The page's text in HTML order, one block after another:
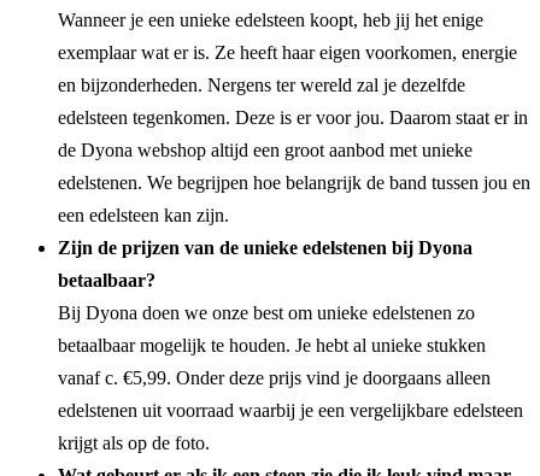
Wanneer je een unieke edelsteen koopt, heb jij het enige
exemplaar wat er is. Ze heeft haar eigen voorkomen, energie
en bijzonderheden. Nergens ter wereld zal je dezelfde
edelsteen tegenkomen. Deze is er voor jou. Daarom staat er in
de Dyona webshop altijd een groot aanbod met unieke
edelstenen. We begrijpen hoe belangrijk de band tussen jou en
een edelsteen kan zijn.
Zijn de prijzen van de unieke edelstenen bij Dyona
betaalbaar?
Bij Dyona doen we onze best om unieke edelstenen zo
betaalbaar mogelijk te houden. Je hebt al unieke stukken
vanaf c. €5,99. Onder deze prijs vind je doorgaans alleen
edelstenen uit voorraad waarbij je een vergelijkbare edelsteen
krijgt als op de foto.